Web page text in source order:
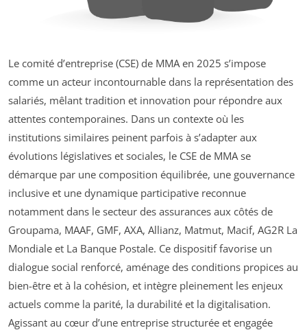
Le comité d’entreprise (CSE) de MMA en 2025 s’impose
comme un acteur incontournable dans la représentation des
salariés, mêlant tradition et innovation pour répondre aux
attentes contemporaines. Dans un contexte où les
institutions similaires peinent parfois à s’adapter aux
évolutions législatives et sociales, le CSE de MMA se
démarque par une composition équilibrée, une gouvernance
inclusive et une dynamique participative reconnue
notamment dans le secteur des assurances aux côtés de
Groupama, MAAF, GMF, AXA, Allianz, Matmut, Macif, AG2R La
Mondiale et La Banque Postale. Ce dispositif favorise un
dialogue social renforcé, aménage des conditions propices au
bien-être et à la cohésion, et intègre pleinement les enjeux
actuels comme la parité, la durabilité et la digitalisation.
Agissant au cœur d’une entreprise structurée et engagée